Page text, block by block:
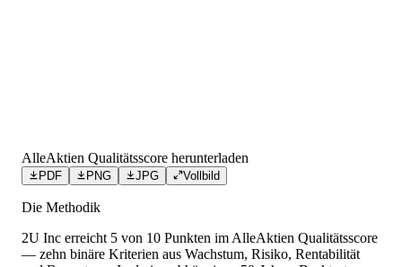
AlleAktien Qualitätsscore herunterladen
PDF PNG JPG Vollbild
Die Methodik
2U Inc erreicht 5 von 10 Punkten im AlleAktien Qualitätsscore
— zehn binäre Kriterien aus Wachstum, Risiko, Rentabilität